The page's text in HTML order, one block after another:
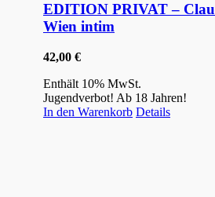
EDITION PRIVAT –
Wien intim
42,00 €
Enthält 10% MwSt.
Jugendverbot! Ab 18 Jahren!
In den Warenkorb Details